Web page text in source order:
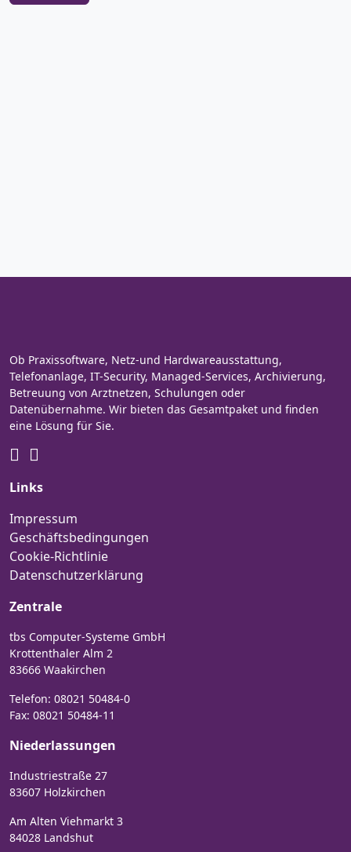
Ob Praxissoftware, Netz-und Hardwareausstattung,
Telefonanlage, IT-Security, Managed-Services, Archivierung,
Betreuung von Arztnetzen, Schulungen oder
Datenübernahme. Wir bieten das Gesamtpaket und finden
eine Lösung für Sie.
Links
Impressum
Geschäftsbedingungen
Cookie-Richtlinie
Datenschutzerklärung
Zentrale
tbs Computer-Systeme GmbH
Krottenthaler Alm 2
83666 Waakirchen
Telefon: 08021 50484-0
Fax: 08021 50484-11
Niederlassungen
Industriestraße 27
83607 Holzkirchen
Am Alten Viehmarkt 3
84028 Landshut